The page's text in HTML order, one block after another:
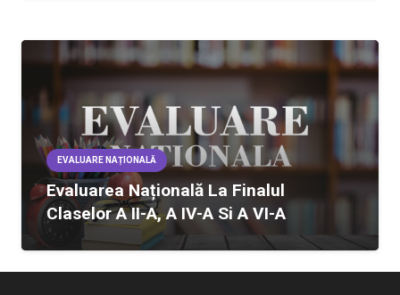
EVALUARE NAȚIONALĂ
Evaluarea Națională La Finalul
Claselor A II-A, A IV-A Si A VI-A